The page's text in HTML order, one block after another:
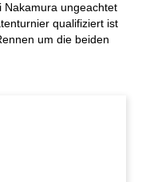
Nakamura ungeachtet
qualifiziert ist
um die beiden